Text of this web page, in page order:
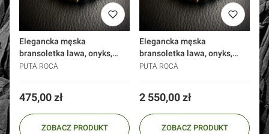
Elegancka męska
bransoletka lawa, onyks,
srebro 925
PUTA ROCA
Cena
475,00 zł
ZOBACZ PRODUKT
Elegancka męska
bransoletka lawa, onyks,
złoto 585
PUTA ROCA
Cena
2 550,00 zł
ZOBACZ PRODUKT